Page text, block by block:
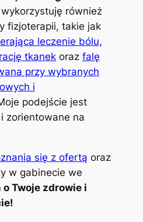
również
fizjoterapii, takie jak
leczenie bólu,
tkanekoraz falę
przy wybranych
i
podejście jest
zorientowane na
się z ofertą oraz
w gabinecie we
o Twoje zdrowie i